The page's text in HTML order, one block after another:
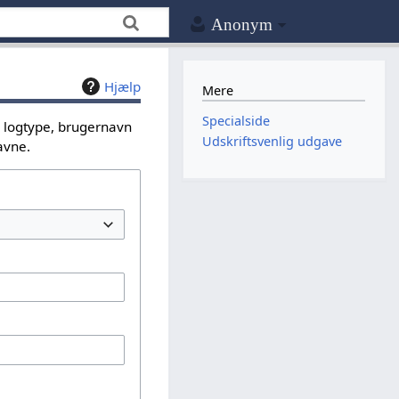
Anonym
Hjælp
brugernavn
Mere
Specialside
Udskriftsvenlig udgave